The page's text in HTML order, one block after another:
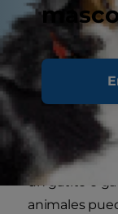
Elegir
sano para tu
un gatito o
animales